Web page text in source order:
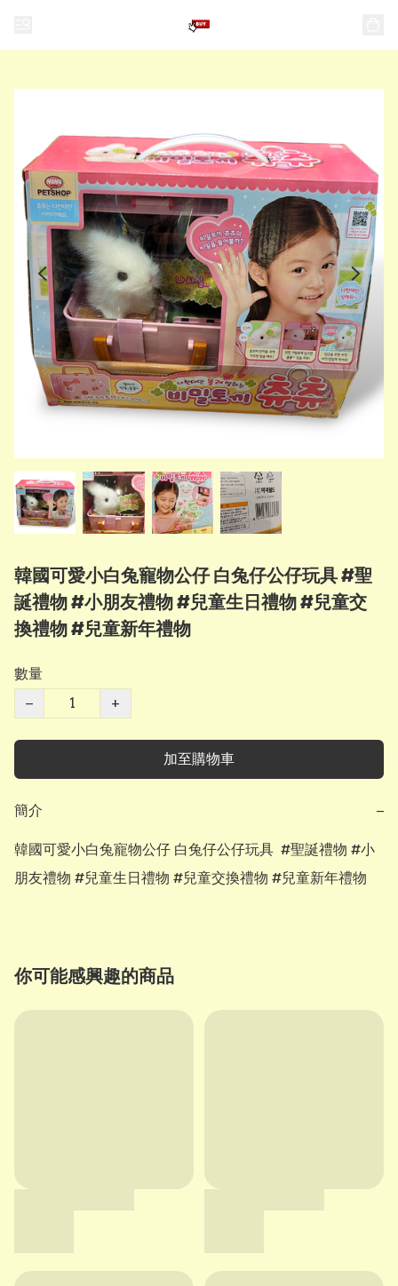
韓國可愛小白兔寵物公仔 白兔仔公仔玩具 #聖
誕禮物 #小朋友禮物 #兒童生日禮物 #兒童交
換禮物 #兒童新年禮物
數量
−
+
加至購物車
簡介 −
韓國可愛小白兔寵物公仔 白兔仔公仔玩具  #聖誕禮物 #小
朋友禮物 #兒童生日禮物 #兒童交換禮物 #兒童新年禮物
你可能感興趣的商品